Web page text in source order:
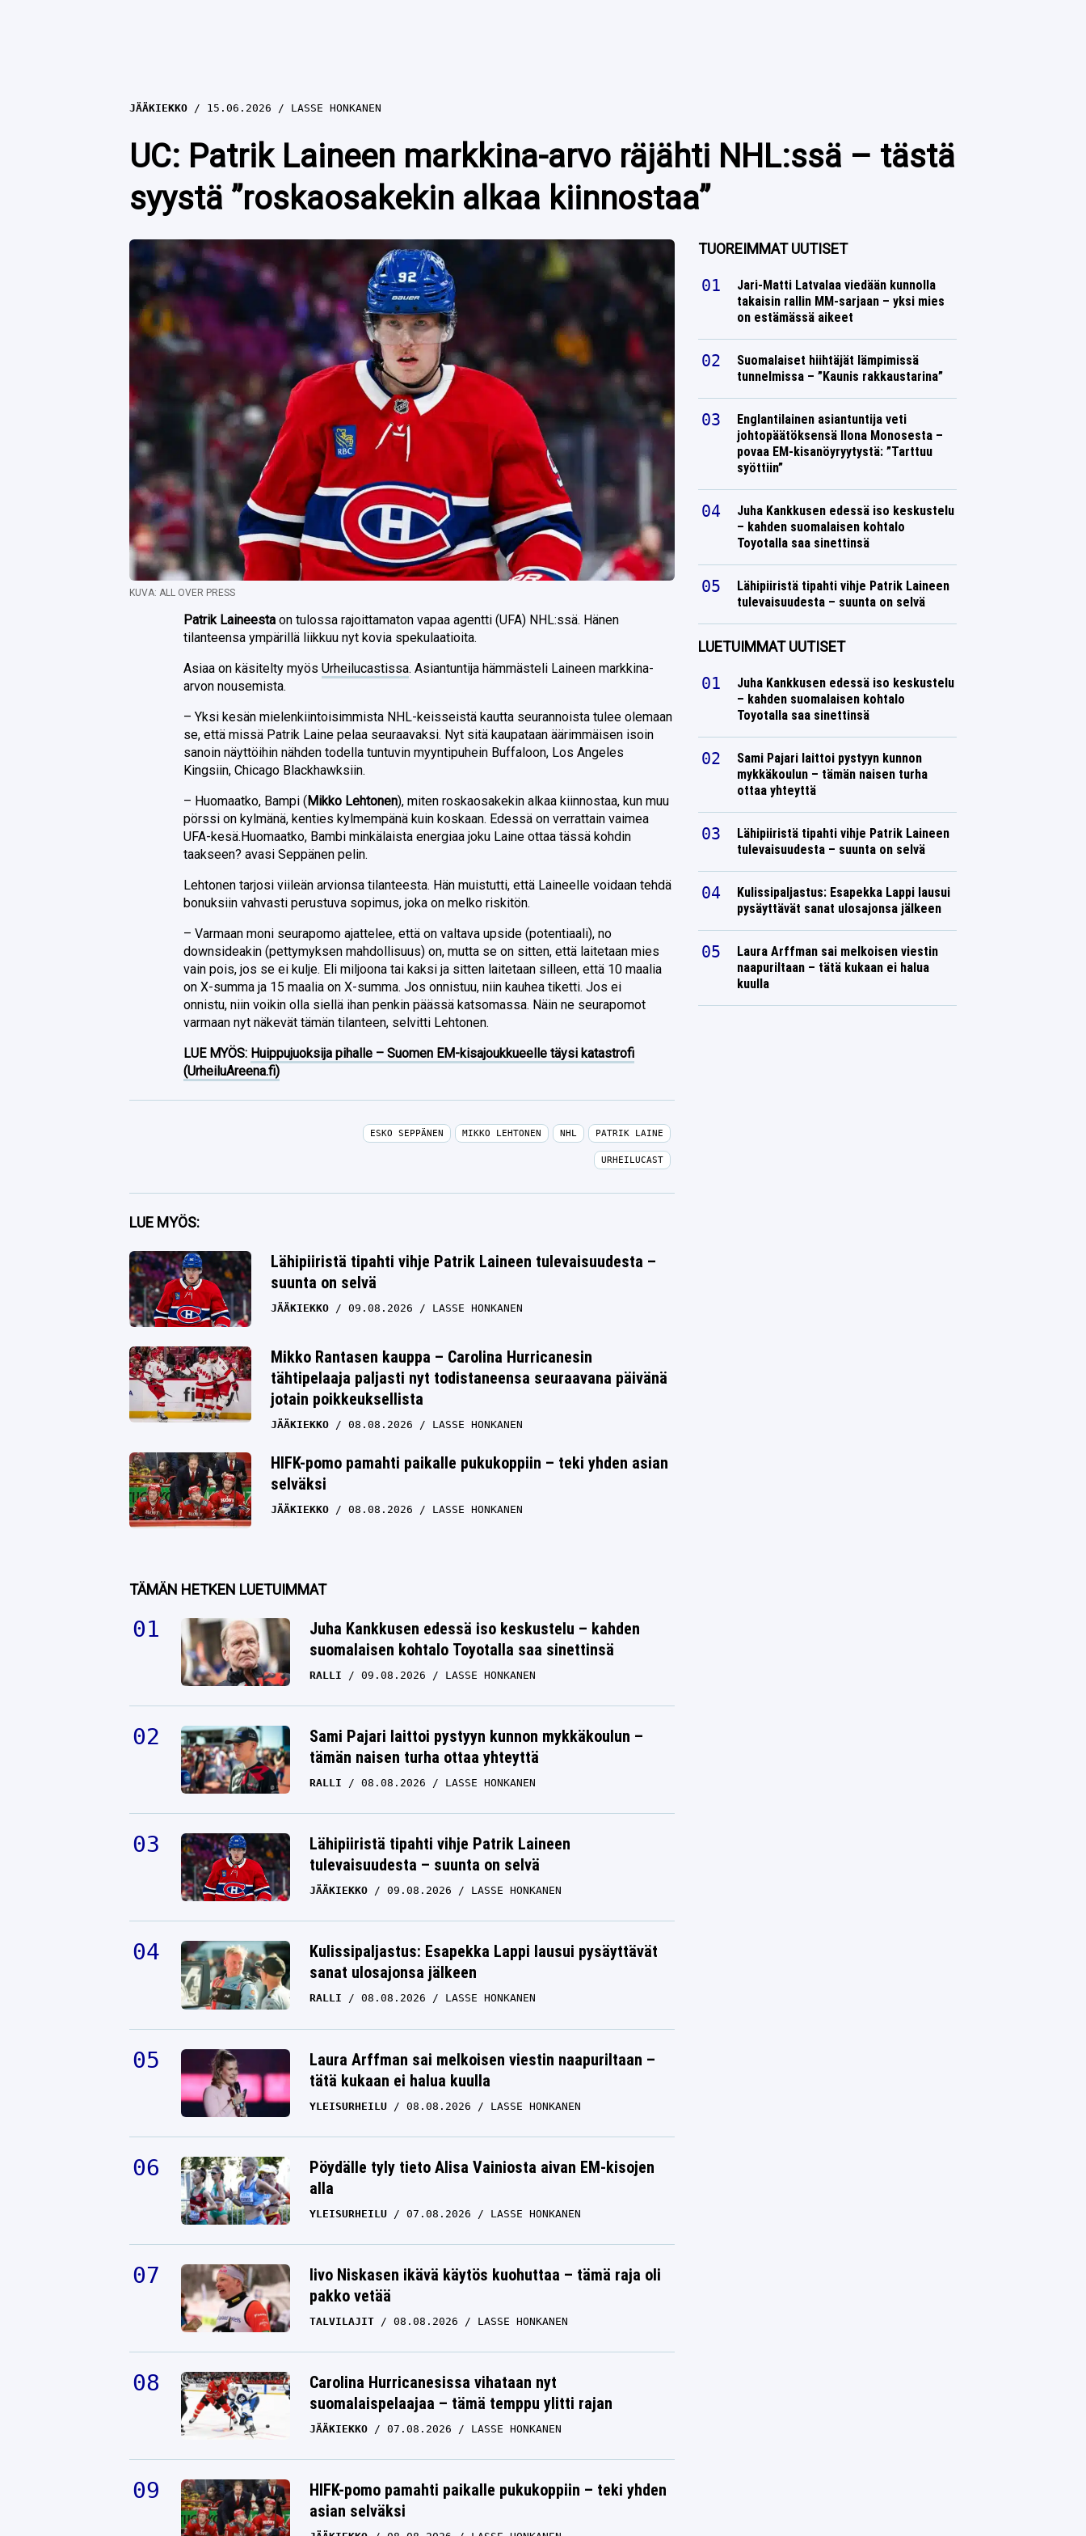
JÄÄKIEKKO 15.06.2026 LASSE HONKANEN
UC: Patrik Laineen markkina-arvo räjähti NHL:ssä – tästä
syystä ”roskaosakekin alkaa kiinnostaa”
KUVA: ALL OVER PRESS
Patrik Laineesta on tulossa rajoittamaton vapaa agentti (UFA) NHL:ssä. Hänen
tilanteensa ympärillä liikkuu nyt kovia spekulaatioita.
Asiaa on käsitelty myösUrheilucastissa. Asiantuntija hämmästeli Laineen markkina-
arvon nousemista.
– Yksi kesän mielenkiintoisimmista NHL-keisseistä kautta seurannoista tulee olemaan
se, että missä Patrik Laine pelaa seuraavaksi. Nyt sitä kaupataan äärimmäisen isoin
sanoin näyttöihin nähden todella tuntuvin myyntipuhein Buffaloon, Los Angeles
Kingsiin, Chicago Blackhawksiin.
– Huomaatko, Bampi (Mikko Lehtonen), miten roskaosakekin alkaa kiinnostaa, kun muu
pörssi on kylmänä, kenties kylmempänä kuin koskaan. Edessä on verrattain vaimea
UFA-kesä.Huomaatko, Bambi minkälaista energiaa joku Laine ottaa tässä kohdin
taakseen? avasi Seppänen pelin.
Lehtonen tarjosi viileän arvionsa tilanteesta. Hän muistutti, että Laineelle voidaan tehdä
bonuksiin vahvasti perustuva sopimus, joka on melko riskitön.
– Varmaan moni seurapomo ajattelee, että on valtava upside (potentiaali), no
downsideakin (pettymyksen mahdollisuus) on, mutta se on sitten, että laitetaan mies
vain pois, jos se ei kulje. Eli miljoona tai kaksi ja sitten laitetaan silleen, että 10 maalia
on X-summa ja 15 maalia on X-summa. Jos onnistuu, niin kauhea tiketti. Jos ei
onnistu, niin voikin olla siellä ihan penkin päässä katsomassa. Näin ne seurapomot
varmaan nyt näkevät tämän tilanteen, selvitti Lehtonen.
LUE MYÖS: Huippujuoksija pihalle – Suomen EM-kisajoukkueelle täysi katastrofi
(UrheiluAreena.fi)
Whatsapp
ESKO SEPPÄNEN MIKKO LEHTONEN NHL PATRIK LAINE
URHEILUCAST
LUE MYÖS:
Lähipiiristä tipahti vihje Patrik Laineen tulevaisuudesta –
suunta on selvä
JÄÄKIEKKO 09.08.2026 LASSE HONKANEN
Mikko Rantasen kauppa – Carolina Hurricanesin
tähtipelaaja paljasti nyt todistaneensa seuraavana päivänä
jotain poikkeuksellista
JÄÄKIEKKO 08.08.2026 LASSE HONKANEN
HIFK-pomo pamahti paikalle pukukoppiin – teki yhden asian
selväksi
JÄÄKIEKKO 08.08.2026 LASSE HONKANEN
TÄMÄN HETKEN LUETUIMMAT
Juha Kankkusen edessä iso keskustelu – kahden
suomalaisen kohtalo Toyotalla saa sinettinsä
RALLI 09.08.2026 LASSE HONKANEN
Sami Pajari laittoi pystyyn kunnon mykkäkoulun –
tämän naisen turha ottaa yhteyttä
RALLI 08.08.2026 LASSE HONKANEN
Lähipiiristä tipahti vihje Patrik Laineen
tulevaisuudesta – suunta on selvä
JÄÄKIEKKO 09.08.2026 LASSE HONKANEN
Kulissipaljastus: Esapekka Lappi lausui pysäyttävät
sanat ulosajonsa jälkeen
RALLI 08.08.2026 LASSE HONKANEN
Laura Arffman sai melkoisen viestin naapuriltaan –
tätä kukaan ei halua kuulla
YLEISURHEILU 08.08.2026 LASSE HONKANEN
Pöydälle tyly tieto Alisa Vainiosta aivan EM-kisojen
alla
YLEISURHEILU 07.08.2026 LASSE HONKANEN
Iivo Niskasen ikävä käytös kuohuttaa – tämä raja oli
pakko vetää
TALVILAJIT 08.08.2026 LASSE HONKANEN
Carolina Hurricanesissa vihataan nyt
suomalaispelaajaa – tämä temppu ylitti rajan
JÄÄKIEKKO 07.08.2026 LASSE HONKANEN
HIFK-pomo pamahti paikalle pukukoppiin – teki yhden
asian selväksi
TUOREIMMAT UUTISET
Jari-Matti Latvalaa viedään kunnolla
takaisin rallin MM-sarjaan – yksi mies
on estämässä aikeet
Suomalaiset hiihtäjät lämpimissä
tunnelmissa – ”Kaunis rakkaustarina”
Englantilainen asiantuntija veti
johtopäätöksensä Ilona Monosesta –
povaa EM-kisanöyryytystä: ”Tarttuu
syöttiin”
Juha Kankkusen edessä iso keskustelu
– kahden suomalaisen kohtalo
Toyotalla saa sinettinsä
Lähipiiristä tipahti vihje Patrik Laineen
tulevaisuudesta – suunta on selvä
LUETUIMMAT UUTISET
Juha Kankkusen edessä iso keskustelu
– kahden suomalaisen kohtalo
Toyotalla saa sinettinsä
Sami Pajari laittoi pystyyn kunnon
mykkäkoulun – tämän naisen turha
ottaa yhteyttä
Lähipiiristä tipahti vihje Patrik Laineen
tulevaisuudesta – suunta on selvä
Kulissipaljastus: Esapekka Lappi lausui
pysäyttävät sanat ulosajonsa jälkeen
Laura Arffman sai melkoisen viestin
naapuriltaan – tätä kukaan ei halua
kuulla